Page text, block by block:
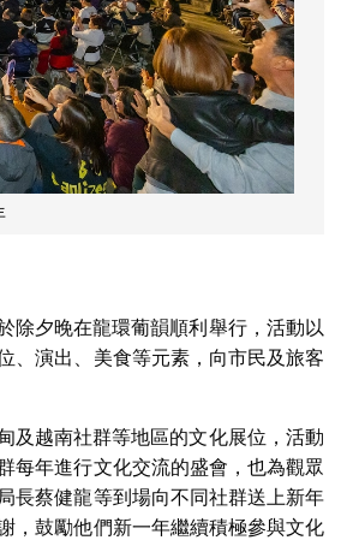
除夕晚在龍環葡韻順利舉行，活動以
、演出、美食等元素，向市民及旅客
及越南社群等地區的文化展位，活動
每年進行文化交流的盛會，也為觀眾
長蔡健龍等到場向不同社群送上新年
，鼓勵他們新一年繼續積極參與文化